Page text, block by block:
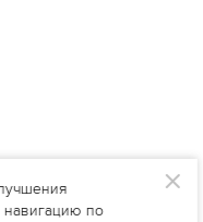
навигацию по